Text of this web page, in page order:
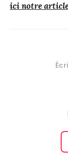
icinotre